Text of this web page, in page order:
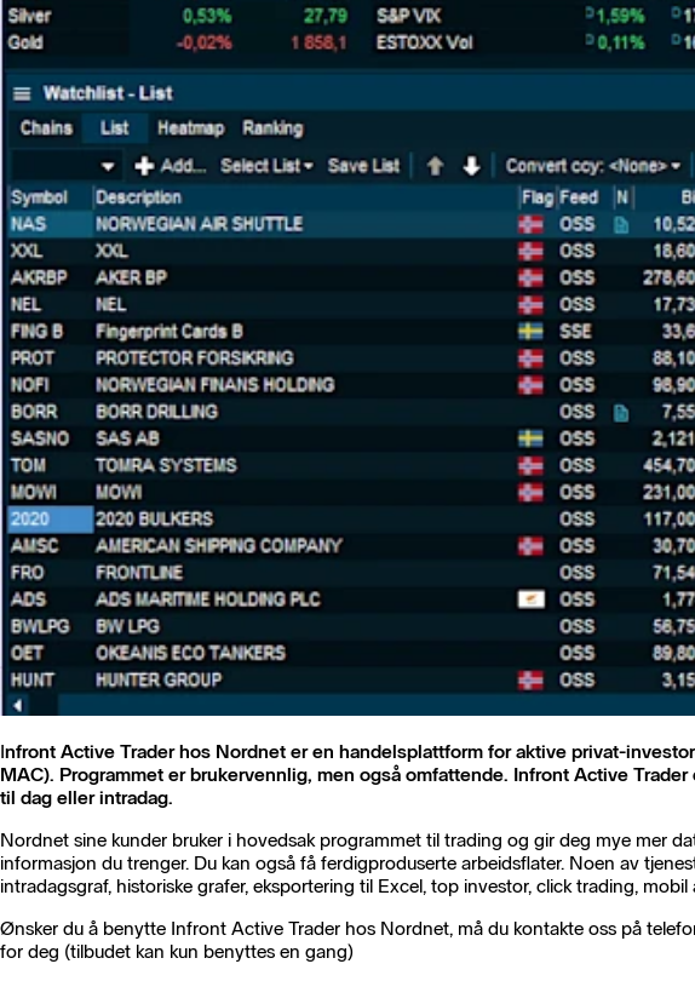
Infront Active Trader hos Nordnet er en handelsplattform for aktive privat-
MAC). Programmet er brukervennlig, men også omfattende. Infront Active
til dag eller intradag.
Nordnet sine kunder bruker i hovedsak programmet til trading og gir deg mye mer
informasjon du trenger. Du kan også få ferdigproduserte arbeidsflater. Noen av
intradagsgraf, historiske grafer, eksportering til Excel, top investor, click trading,
Ønsker du å benytte Infront Active Trader hos Nordnet, må du kontakte oss på
for deg (tilbudet kan kun benyttes en gang)